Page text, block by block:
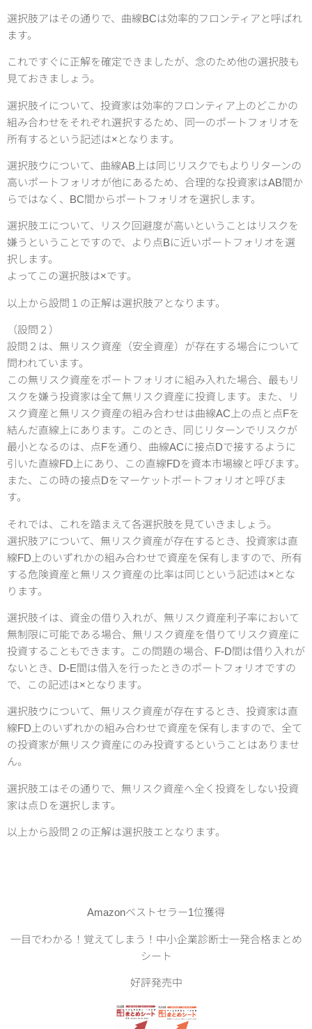
選択肢アはその通りで、曲線BCは効率的フロンティアと呼ばれ
ます。
これですぐに正解を確定できましたが、念のため他の選択肢も
見ておきましょう。
選択肢イについて、投資家は効率的フロンティア上のどこかの
組み合わせをそれぞれ選択するため、同一のポートフォリオを
所有するという記述は×となります。
選択肢ウについて、曲線AB上は同じリスクでもよりリターンの
高いポートフォリオが他にあるため、合理的な投資家はAB間か
らではなく、BC間からポートフォリオを選択します。
選択肢エについて、リスク回避度が高いということはリスクを
嫌うということですので、より点Bに近いポートフォリオを選
択します。
よってこの選択肢は×です。
以上から設問１の正解は選択肢アとなります。
（設問２）
設問２は、無リスク資産（安全資産）が存在する場合について
問われています。
この無リスク資産をポートフォリオに組み入れた場合、最もリ
スクを嫌う投資家は全て無リスク資産に投資します。また、リ
スク資産と無リスク資産の組み合わせは曲線AC上の点と点Fを
結んだ直線上にあります。このとき、同じリターンでリスクが
最小となるのは、点Fを通り、曲線ACに接点Dで接するように
引いた直線FD上にあり、この直線FDを資本市場線と呼びます。
また、この時の接点Dをマーケットポートフォリオと呼びま
す。
それでは、これを踏まえて各選択肢を見ていきましょう。
選択肢アについて、無リスク資産が存在するとき、投資家は直
線FD上のいずれかの組み合わせで資産を保有しますので、所有
する危険資産と無リスク資産の比率は同じという記述は×とな
ります。
選択肢イは、資金の借り入れが、無リスク資産利子率において
無制限に可能である場合、無リスク資産を借りてリスク資産に
投資することもできます。この問題の場合、F-D間は借り入れが
ないとき、D-E間は借入を行ったときのポートフォリオですの
で、この記述は×となります。
選択肢ウについて、無リスク資産が存在するとき、投資家は直
線FD上のいずれかの組み合わせで資産を保有しますので、全て
の投資家が無リスク資産にのみ投資するということはありませ
ん。
選択肢エはその通りで、無リスク資産へ全く投資をしない投資
家は点Ｄを選択します。
以上から設問２の正解は選択肢エとなります。
Amazonベストセラー1位獲得
一目でわかる！覚えてしまう！中小企業診断士一発合格まとめ
シート
好評発売中